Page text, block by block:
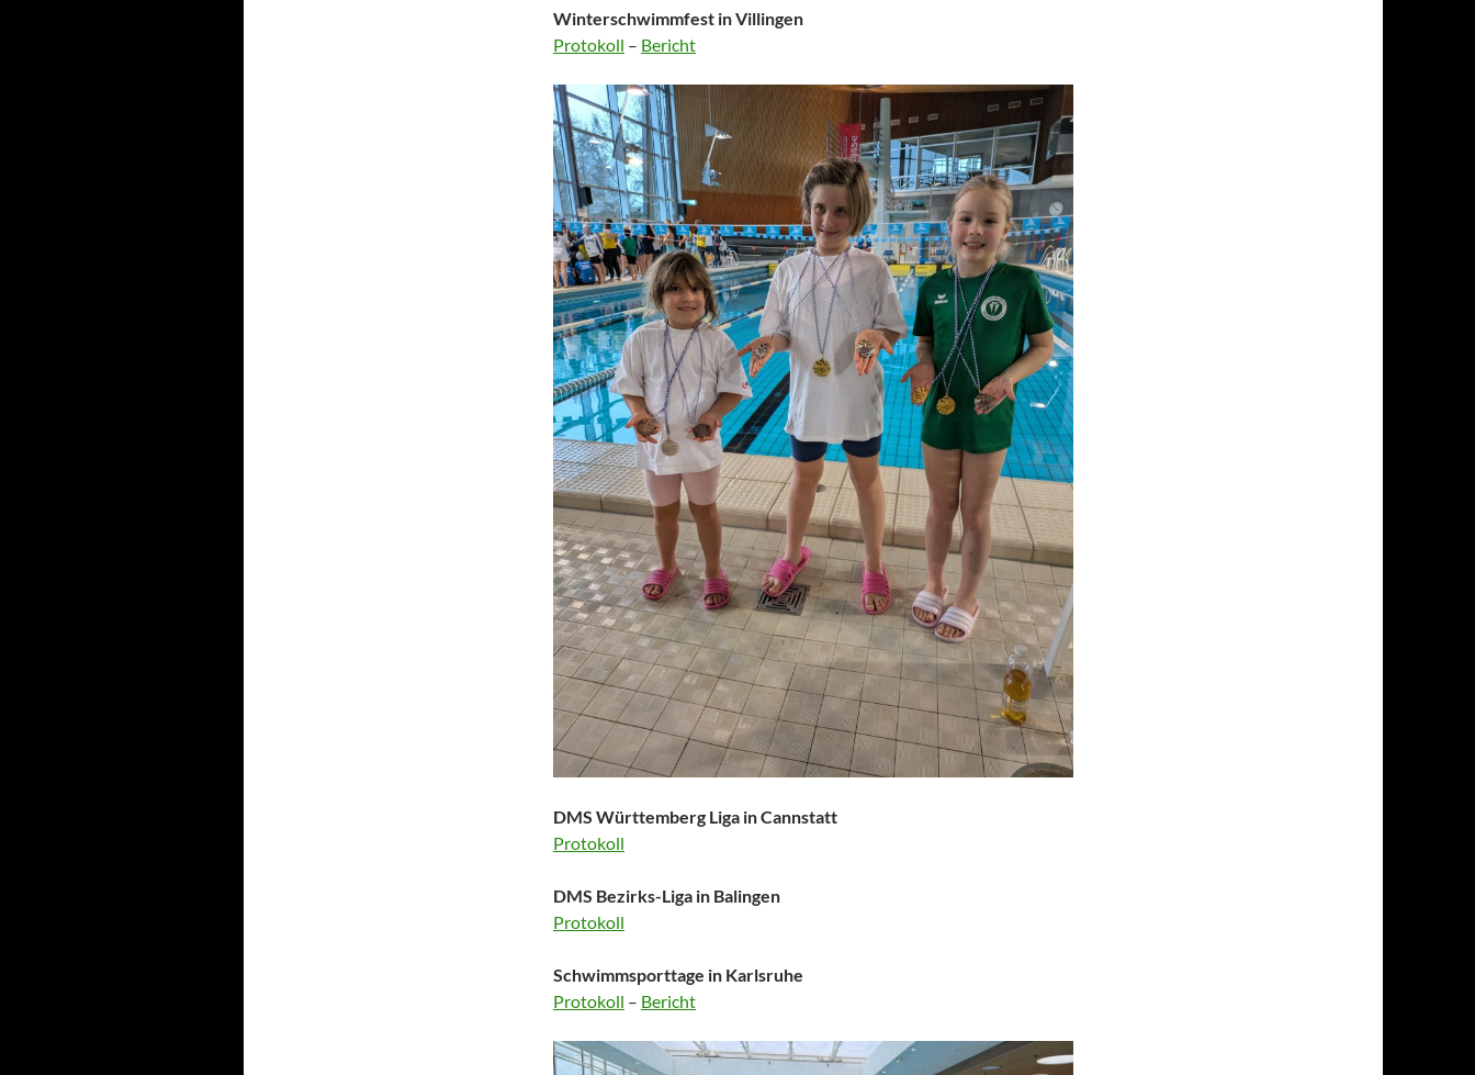
Winterschwimmfest in Villingen
Protokoll – Bericht
DMS Württemberg Liga in Cannstatt
Protokoll
DMS Bezirks-Liga in Balingen
Protokoll
Schwimmsporttage in Karlsruhe
Protokoll – Bericht